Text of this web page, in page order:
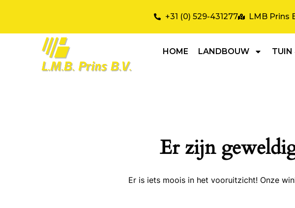
+31 (0) 529-431277 LMB Prins
HOME LANDBOUW TUIN
Er zijn
Er is iets moois in het vooruitzicht! Onze